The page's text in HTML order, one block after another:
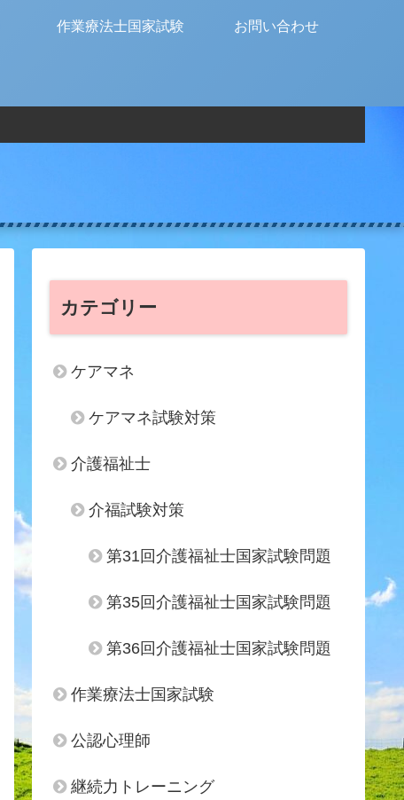
作業療法士国家試験 お問い合わせ
カテゴリー
ケアマネ
ケアマネ試験対策
介護福祉士
介福試験対策
第31回介護福祉士国家試験問題
第35回介護福祉士国家試験問題
第36回介護福祉士国家試験問題
作業療法士国家試験
公認心理師
継続力トレーニング